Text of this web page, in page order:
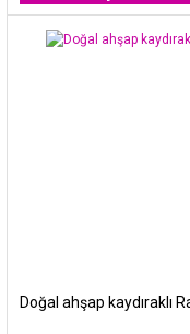
Doğal ahşap kaydıraklı